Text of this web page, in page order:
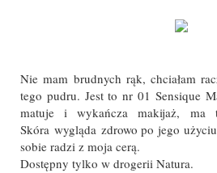
Nie mam brudnych rąk, chciałam
tego pudru. Jest to nr 01 Sensique
matuje i wykańcza makijaż, ma
Skóra wygląda zdrowo po jego
sobie radzi z moja cerą.
Dostępny tylko w drogerii Natura.